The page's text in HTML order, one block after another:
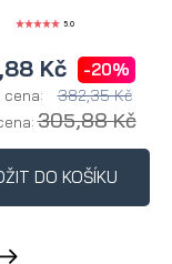
5.0
Kč -20%
cena: 382,35 Kč
305,88 Kč
DO KOŠÍKU